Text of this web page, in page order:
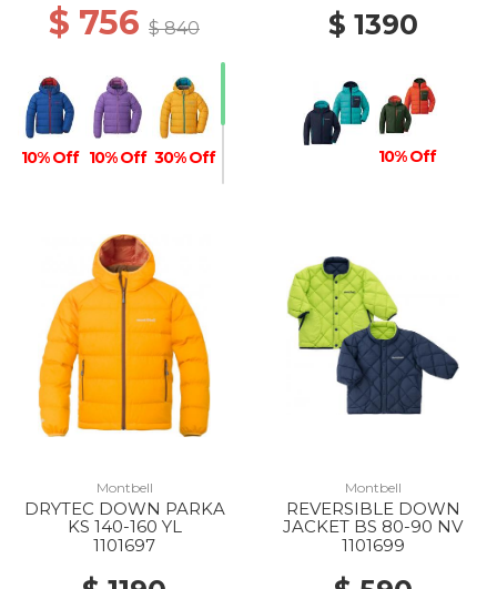
$ 756 $ 840
10% Off 10% Off 30% Off
$ 1390
10% Off
Montbell
DRYTEC DOWN PARKA
KS 140-160 YL
1101697
Montbell
REVERSIBLE DOWN
JACKET BS 80-90 NV
1101699